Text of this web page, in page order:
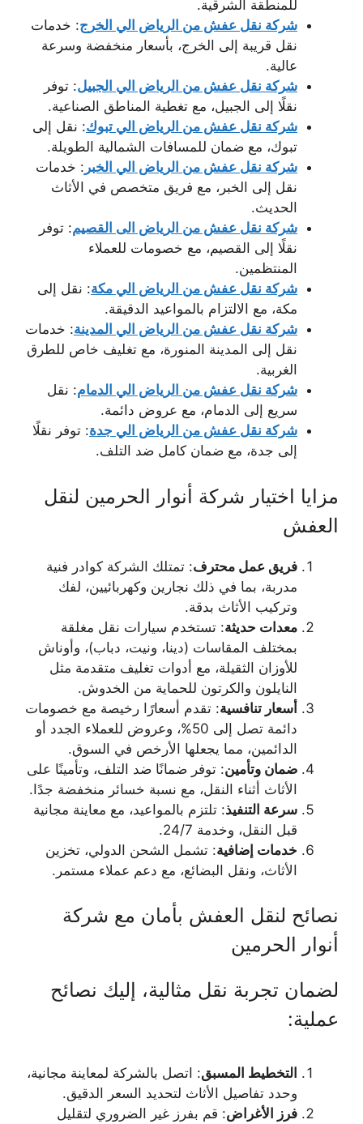
للمنطقة الشرقية.
شركة نقل عفش من الرياض الي الخرج: خدمات
نقل قريبة إلى الخرج، بأسعار منخفضة وسرعة
عالية.
شركة نقل عفش من الرياض الي الجبيل: توفر
نقلًا إلى الجبيل، مع تغطية المناطق الصناعية.
شركة نقل عفش من الرياض الي تبوك: نقل إلى
تبوك، مع ضمان للمسافات الشمالية الطويلة.
شركة نقل عفش من الرياض الي الخبر : خدمات
نقل إلى الخبر، مع فريق متخصص في الأثاث
الحديث.
شركة نقل عفش من الرياض الى القصيم: توفر
نقلًا إلى القصيم، مع خصومات للعملاء
المنتظمين.
شركة نقل عفش من الرياض الي مكة: نقل إلى
مكة، مع الالتزام بالمواعيد الدقيقة.
شركة نقل عفش من الرياض الي المدينة: خدمات
نقل إلى المدينة المنورة، مع تغليف خاص للطرق
الغربية.
شركة نقل عفش من الرياض الي الدمام: نقل
سريع إلى الدمام، مع عروض دائمة.
شركة نقل عفش من الرياض الي جدة: توفر نقلًا
إلى جدة، مع ضمان كامل ضد التلف.
مزايا اختيار شركة أنوار الحرمين لنقل
العفش
فريق عمل محترف: تمتلك الشركة كوادر فنية
مدربة، بما في ذلك نجارين وكهربائيين، لفك
وتركيب الأثاث بدقة.
معدات حديثة: تستخدم سيارات نقل مغلقة
بمختلف المقاسات (دينا، ونيت، دباب)، وأوناش
للأوزان الثقيلة، مع أدوات تغليف متقدمة مثل
النايلون والكرتون للحماية من الخدوش.
أسعار تنافسية: تقدم أسعارًا رخيصة مع خصومات
دائمة تصل إلى 50%، وعروض للعملاء الجدد أو
الدائمين، مما يجعلها الأرخص في السوق.
ضمان وتأمين: توفر ضمانًا ضد التلف، وتأمينًا على
الأثاث أثناء النقل، مع نسبة خسائر منخفضة جدًا.
سرعة التنفيذ: تلتزم بالمواعيد، مع معاينة مجانية
قبل النقل، وخدمة 24/7.
خدمات إضافية: تشمل الشحن الدولي، تخزين
الأثاث، ونقل البضائع، مع دعم عملاء مستمر.
نصائح لنقل العفش بأمان مع شركة
أنوار الحرمين
لضمان تجربة نقل مثالية، إليك نصائح
عملية:
التخطيط المسبق: اتصل بالشركة لمعاينة مجانية،
وحدد تفاصيل الأثاث لتحديد السعر الدقيق.
فرز الأغراض: قم بفرز غير الضروري لتقليل